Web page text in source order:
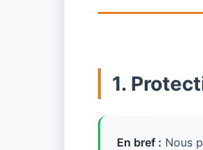
1.
En bref : Nous